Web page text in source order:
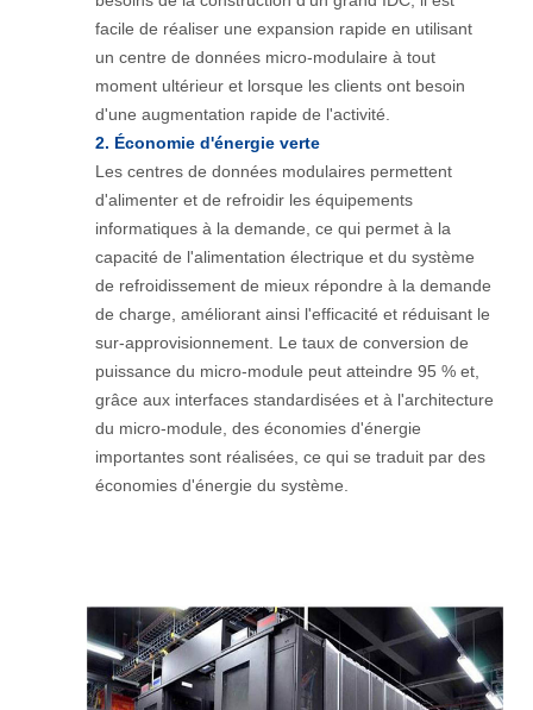
facile de réaliser une expansion rapide en utilisant
un centre de données micro-modulaire à tout
moment ultérieur et lorsque les clients ont besoin
d'une augmentation rapide de l'activité.
2. Économie d'énergie verte
Les centres de données modulaires permettent
d'alimenter et de refroidir les équipements
informatiques à la demande, ce qui permet à la
capacité de l'alimentation électrique et du système
de refroidissement de mieux répondre à la demande
de charge, améliorant ainsi l'efficacité et réduisant le
sur-approvisionnement. Le taux de conversion de
puissance du micro-module peut atteindre 95 % et,
grâce aux interfaces standardisées et à l'architecture
du micro-module, des économies d'énergie
importantes sont réalisées, ce qui se traduit par des
économies d'énergie du système.